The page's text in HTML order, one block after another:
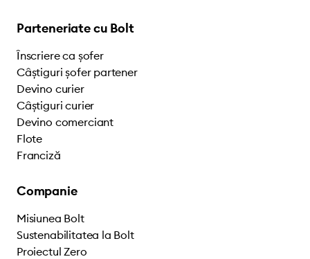
Parteneriate cu Bolt
Înscriere ca șofer
Câștiguri șofer partener
Devino curier
Câștiguri curier
Devino comerciant
Flote
Franciză
Companie
Misiunea Bolt
Sustenabilitatea la Bolt
Proiectul Zero